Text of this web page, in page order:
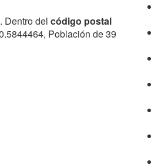
Dentro del código postal
Población de 39